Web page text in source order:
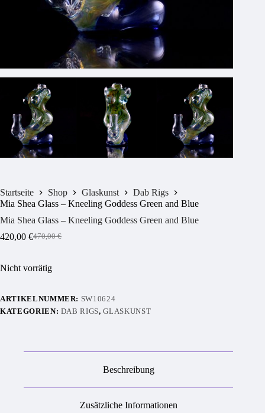
Startseite Shop Glaskunst
Dab Rigs
Mia Shea Glass – Kneeling Goddess Green and Blue
Mia Shea Glass – Kneeling Goddess Green and Blue
470,00€
Ursprünglicher
war:
470,00 €
420,00 €Aktueller
ist:
420,00 €.
Nicht vorrätig
ARTIKELNUMMER: SW10624
KATEGORIEN: DAB RIGS,GLASKUNST
Beschreibung
Zusätzliche Informationen